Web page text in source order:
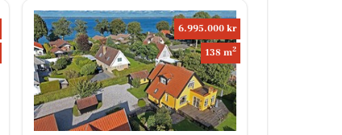
6.995.000 kr
138 m2